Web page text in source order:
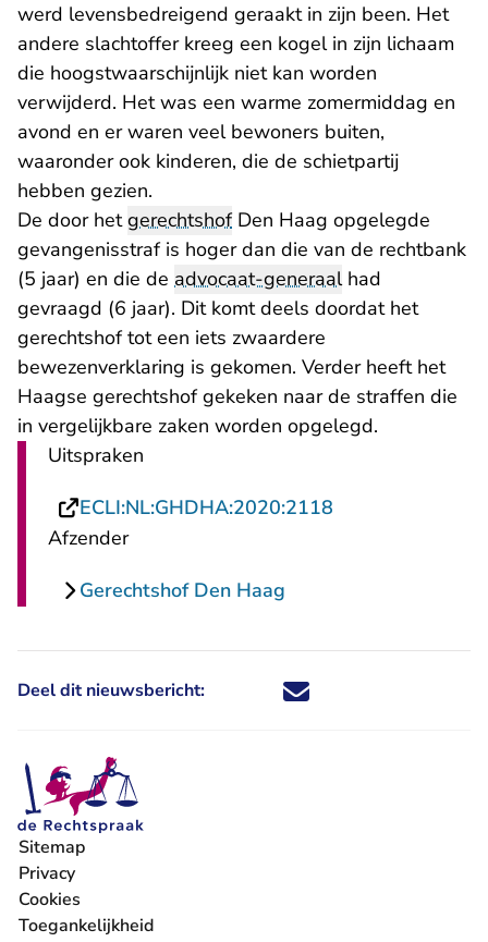
werd levensbedreigend geraakt in zijn been. Het
andere slachtoffer kreeg een kogel in zijn lichaam
die hoogstwaarschijnlijk niet kan worden
verwijderd. Het was een warme zomermiddag en
avond en er waren veel bewoners buiten,
waaronder ook kinderen, die de schietpartij
hebben gezien.
De door hetgerechtshofDen Haag opgelegde
gevangenisstraf is hoger dan die van de rechtbank
(5 jaar) en die de advocaat-generaalhad
gevraagd (6 jaar). Dit komt deels doordat het
gerechtshof tot een iets zwaardere
bewezenverklaring is gekomen. Verder heeft het
Haagse gerechtshof gekeken naar de straffen die
in vergelijkbare zaken worden opgelegd.
Uitspraken
ECLI:NL:GHDHA:2020:2118
Afzender
Gerechtshof Den Haag
Deel dit nieuwsbericht: Deel dit nieuwsbericht via X -
Deel dit nieuwsbericht via
Deel dit nieuwsbericht
Deel dit
Sitemap
Privacy
Cookies
Toegankelijkheid